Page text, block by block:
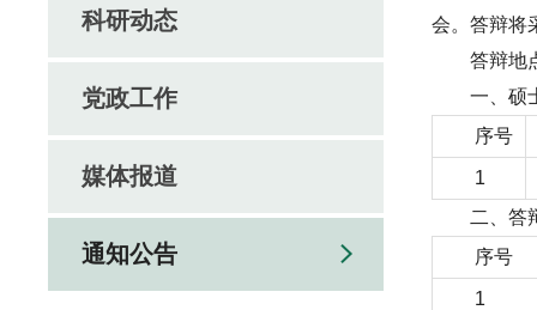
科研动态
党政工作
媒体报道
通知公告
会。答辩将
答辩地
一、硕
序号
1
二、答
序号
1